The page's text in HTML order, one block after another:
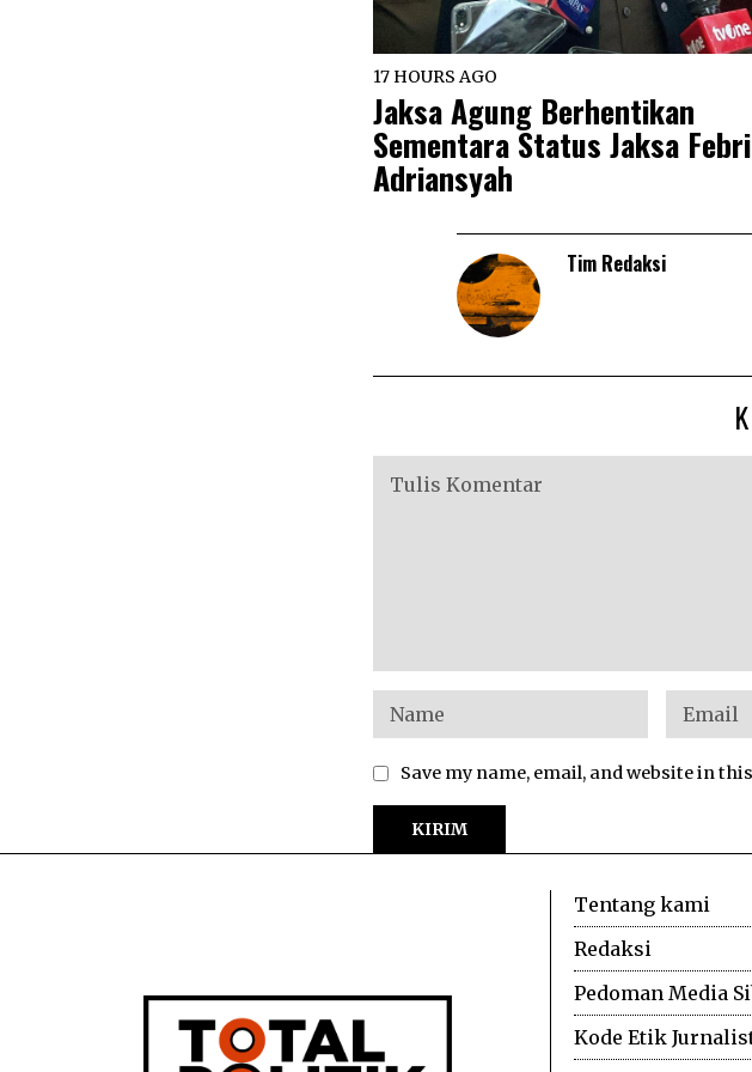
17 HOURS AGO
Jaksa Agung Berhentikan
Sementara Status Jaksa
Adriansyah
Tim Redaksi
Save my name, email, and website in
Tentang kami
Redaksi
Pedoman Media
Kode Etik